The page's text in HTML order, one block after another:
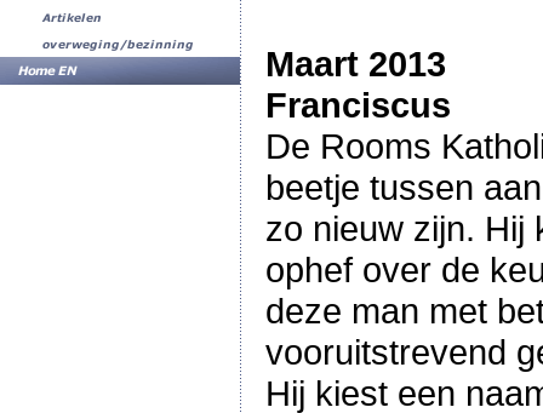
Maart 2013
Franciscus
De Rooms
beetje tussen
zo nieuw zijn. Hij
ophef over de
deze man met
vooruitstrevend
Hij kiest een